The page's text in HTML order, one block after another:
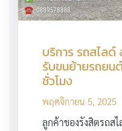
บริการ รถสไลด์
รับขนย้ายรถยน
ชั่วโมง
พฤศจิกายน 5, 2025
ลูกค้าของรังสิตรถส